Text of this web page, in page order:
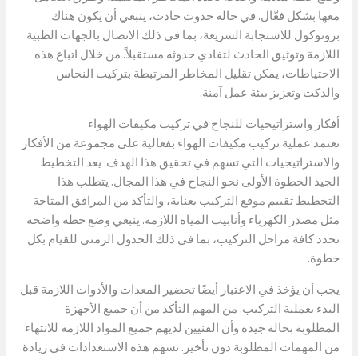
معها بشكل فعّال. في حالة حدوث حادث، ينبغي أن يكون هناك
بروتوكول للاستجابة السريعة، بما في ذلك الاتصال بالجهات الطبية
اللازمة وتوثيق الحادث لتفادي حدوثه مستقبلاً. من خلال اتباع هذه
الاحتياطات، يمكن تقليل المخاطر المرتبطة بتركيب النحاس
والدكت وتعزيز بيئة عمل آمنة.
أفكار واستراتيجيات للنجاح في تركيب مكيفات الهواء
تعتمد عملية تركيب مكيفات الهواء بفعالية على مجموعة من الأفكار
والاستراتيجيات التي تسهم في تحقيق هذا الهدف. يعد التخطيط
الجيد الخطوة الأولى نحو النجاح في هذا المجال. يتطلب هذا
التخطيط تقييم موقع التركيب بعناية، والتأكد من المرافق المتاحة
مثل مصدر الكهرباء وأنابيب المياه اللازمة. ينبغي وضع خطة واضحة
تحدد كافة مراحل التركيب، بما في ذلك الجدول الزمني للقيام بكل
خطوة.
يجب أن يؤخذ في الاعتبار أيضًا تحضير المعدات والأدوات اللازمة قبل
البدء بعملية التركيب. من المهم التأكد من أن جميع الأجهزة
المطلوبة بحالة جيدة وأن الفنيين لديهم جميع المواد اللازمة للانتهاء
من المهمات المطلوبة دون تأخير. تسهم هذه الاستعدادات في زيادة